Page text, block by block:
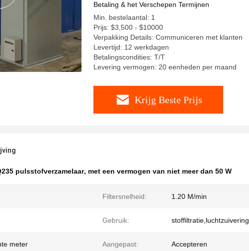
Betaling & het Verschepen Termijnen
Min. bestelaantal: 1
Prijs: $3,500 - $10000
Verpakking Details: Communiceren met klanten
Levertijd: 12 werkdagen
Betalingscondities: T/T
Levering vermogen: 20 eenheden per maand
Krijg Beste Prijs
pulsstofverzamelaar, met een vermogen van niet meer dan 50 W
Filtersnelheid: 1.20 M/min
Gebruik: stoffiltratie,luchtzuivering
meter Aangepast: Accepteren